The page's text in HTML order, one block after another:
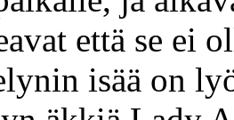
että se ei
isää on